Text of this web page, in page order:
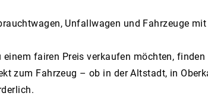
Unfallwagen und Fahrzeuge
fairen Preis verkaufen möchten,
zum Fahrzeug – ob in der Altstadt, in